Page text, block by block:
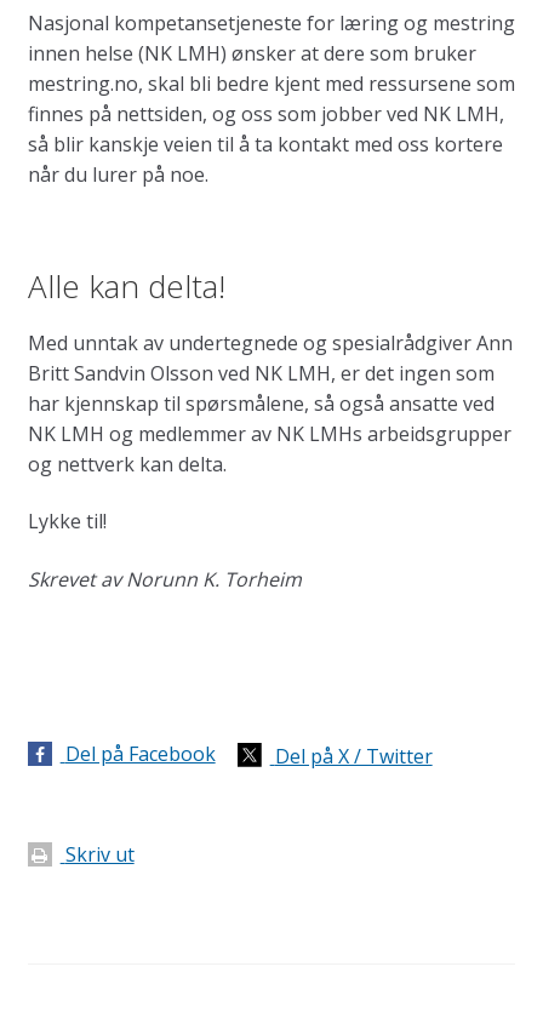
Nasjonal kompetansetjeneste for læring og mestring
innen helse (NK LMH) ønsker at dere som bruker
mestring.no, skal bli bedre kjent med ressursene som
finnes på nettsiden, og oss som jobber ved NK LMH,
så blir kanskje veien til å ta kontakt med oss kortere
når du lurer på noe.
Alle kan delta!
Med unntak av undertegnede og spesialrådgiver Ann
Britt Sandvin Olsson ved NK LMH, er det ingen som
har kjennskap til spørsmålene, så også ansatte ved
NK LMH og medlemmer av NK LMHs arbeidsgrupper
og nettverk kan delta.
Lykke til!
Skrevet av Norunn K. Torheim
Del på Facebook Del på X / Twitter
Skriv ut